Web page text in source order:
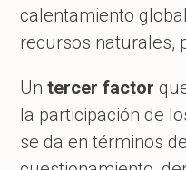
calentamiento
recursos naturales,
Untercer factor
la participación de
se da en términos